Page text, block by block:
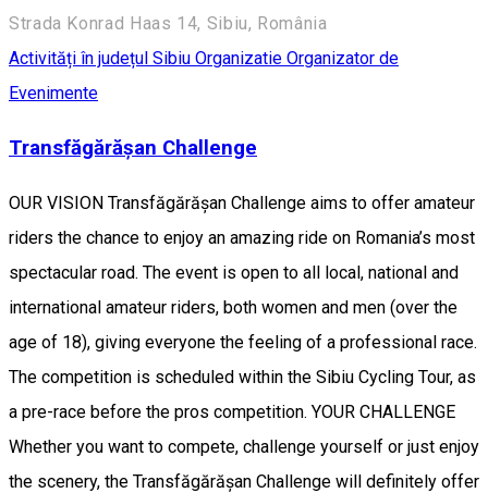
Strada Konrad Haas 14, Sibiu, România
Activități în județul Sibiu Organizatie Organizator de
Evenimente
Transfăgărășan Challenge
OUR VISION Transfăgărășan Challenge aims to offer amateur
riders the chance to enjoy an amazing ride on Romania’s most
spectacular road. The event is open to all local, national and
international amateur riders, both women and men (over the
age of 18), giving everyone the feeling of a professional race.
The competition is scheduled within the Sibiu Cycling Tour, as
a pre-race before the pros competition. YOUR CHALLENGE
Whether you want to compete, challenge yourself or just enjoy
the scenery, the Transfăgărășan Challenge will definitely offer